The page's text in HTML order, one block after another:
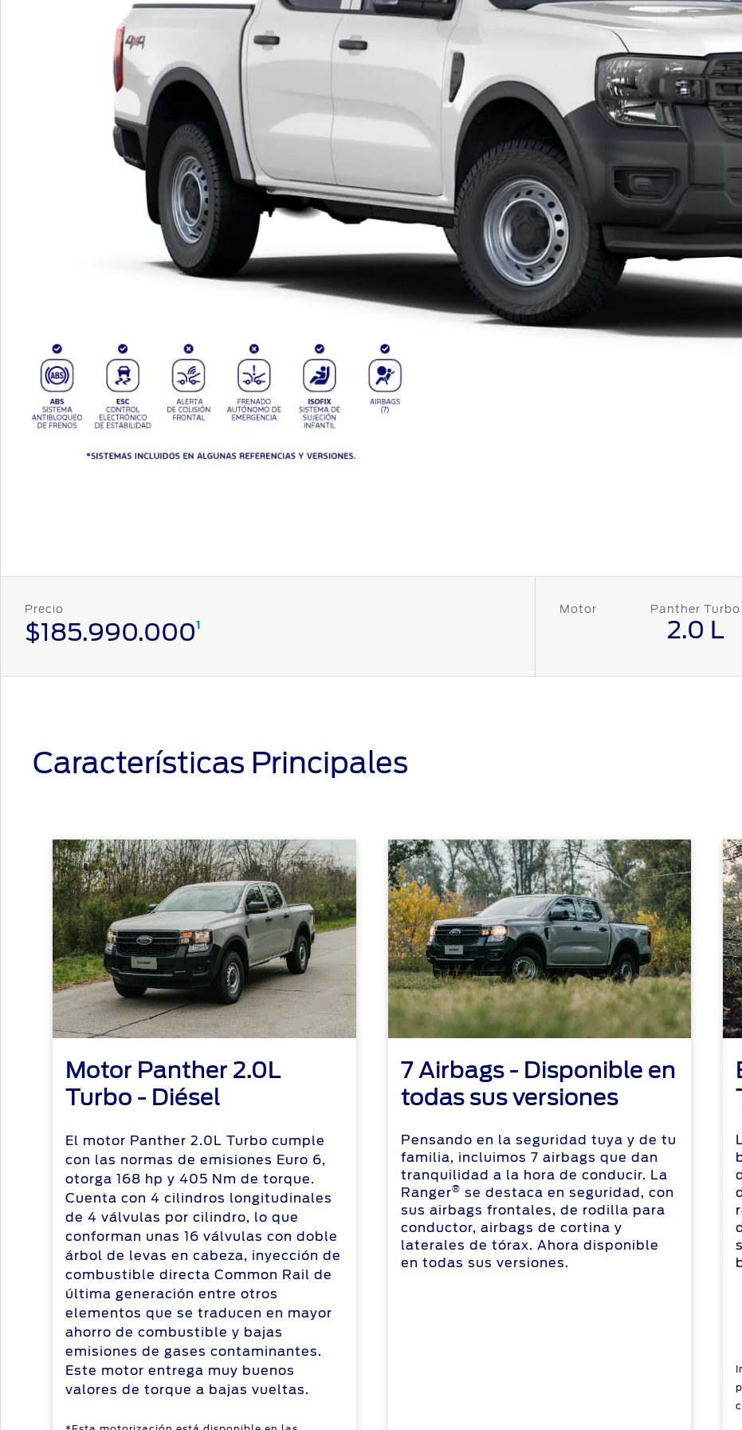
Precio
$185.990.0001
Motor Panther Turbo
2.0 L
Características Principales
Motor Panther 2.0L
Turbo - Diésel
El motor Panther 2.0L Turbo cumple
con las normas de emisiones Euro 6,
otorga 168 hp y 405 Nm de torque.
Cuenta con 4 cilindros longitudinales
de 4 válvulas por cilindro, lo que
conforman unas 16 válvulas con doble
árbol de levas en cabeza, inyección de
combustible directa Common Rail de
última generación entre otros
elementos que se traducen en mayor
ahorro de combustible y bajas
emisiones de gases contaminantes.
Este motor entrega muy buenos
valores de torque a bajas vueltas.
7 Airbags - Disponible en
todas sus versiones
Pensando en la seguridad tuya y de tu
familia, incluimos 7 airbags que dan
tranquilidad a la hora de conducir. La
Ranger® se destaca en seguridad, con
sus airbags frontales, de rodilla para
conductor, airbags de cortina y
laterales de tórax. Ahora disponible
en todas sus versiones.